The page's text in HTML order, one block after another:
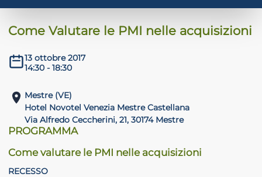
Come Valutare le PMI nelle acquisizioni
13 ottobre 2017
14:30 - 18:30
Mestre (VE)
Hotel Novotel Venezia Mestre Castellana
Via Alfredo Ceccherini, 21, 30174 Mestre
PROGRAMMA
Come valutare le PMI nelle acquisizioni
RECESSO